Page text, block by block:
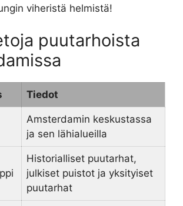
viheristä helmistä!
puutarhoista
Tiedot
Amsterdamin keskustassa
ja sen lähialueilla
Historialliset puutarhat,
julkiset puistot ja yksityiset
puutarhat